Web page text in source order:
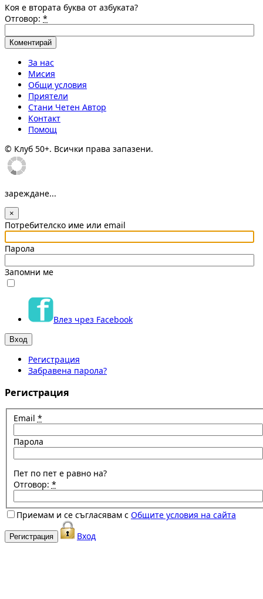
Коя е втората буква от азбуката?
Отговор: *
За нас
Мисия
Общи условия
Приятели
Стани Четен Автор
Контакт
Помощ
© Клуб 50+. Всички права запазени.
зареждане...
×
Потребителско име или email
Парола
Запомни ме
Влез чрез Facebook
Регистрация
Забравена парола?
Регистрация
Email *
Парола
Пет по пет е равно на?
Отговор: *
Приемам и се съгласявам с Общите условия на сайта
Вход